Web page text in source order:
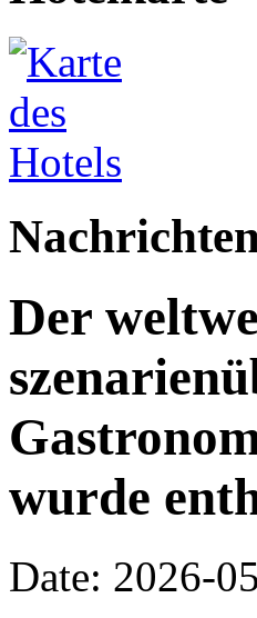
Der
wurde
Date: 2026-